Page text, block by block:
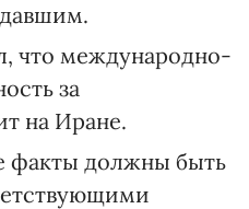
что международно-
за
на Иране.
факты должны быть